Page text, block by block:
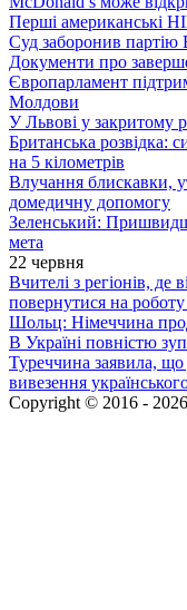
Перші американські
Суд заборонив партію
Документи про
Європарламент
Молдови
У Львові у закритому
Британська розвідка:
на 5 кілометрів
Влучання блискавки,
домедичну допомогу
Зеленський:
мета
22 червня
Вчителі з регіонів,
повернутися на
Шольц: Німеччина
В Україні повністю
Туреччина заявила,
вивезення
Copyright © 2016 - 2026